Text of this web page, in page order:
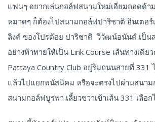
แฟนๆ อยากเล่นกอล์ฟสนามใหม่เอี่ยมถอดด้าม
หมาดๆ ก็ต้องไปสนามกอล์ฟปาริชาติ อินเตอ
ลิงค์ ของโปรต้อย ปาริชาติ วิวัฒน์อนันต์ เป็
อย่างท้าทายให้เป็น Link Course เส้นทางเดี
Pattaya Country Club อยู่ริมถนนสายที่ 331
แล้วไปแยกพนัสนิคม หรือจะตรงไปผ่านสนา
สนามกอล์ฟบูรพา เลี้ยวขวาเข้าเส้น 331 เลือ